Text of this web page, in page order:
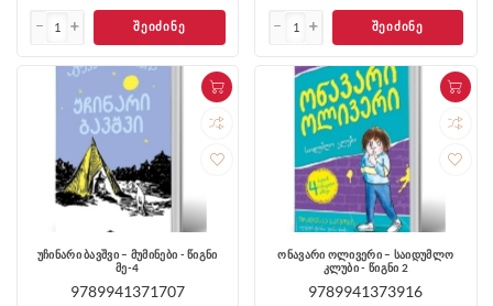
ᲨᲔᲘᲫᲘᲜᲔ ᲨᲔᲘᲫᲘᲜᲔ
უჩინარი ბავშვი – მუმინები - წიგნი
მე-4
9789941371707
ონავარი ოლივერი – საიდუმლო
კლუბი - წიგნი 2
9789941373916